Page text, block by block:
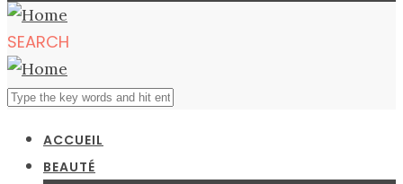
blog
SEARCH
ACCUEIL
BEAUTÉ